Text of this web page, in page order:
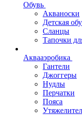
Обувь
Акваноски
Детская
Сланцы
Тапочки
Аквааэробика
Гантели
Джоггеры
Нудлы
Перчатки
Пояса